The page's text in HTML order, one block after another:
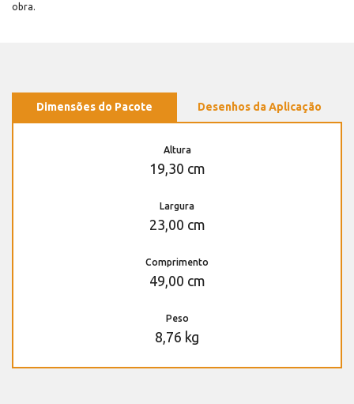
obra.
Dimensões do Pacote Desenhos da Aplicação
Altura
19,30 cm
Largura
23,00 cm
Comprimento
49,00 cm
Peso
8,76 kg